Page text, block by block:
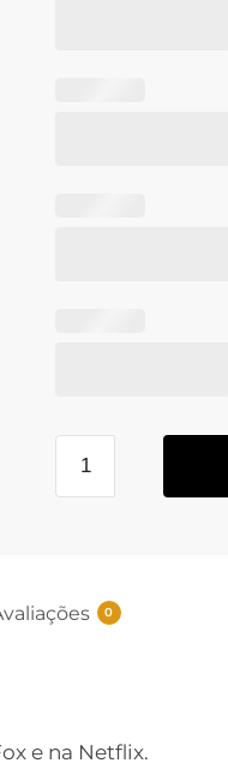
0
e na Netflix.